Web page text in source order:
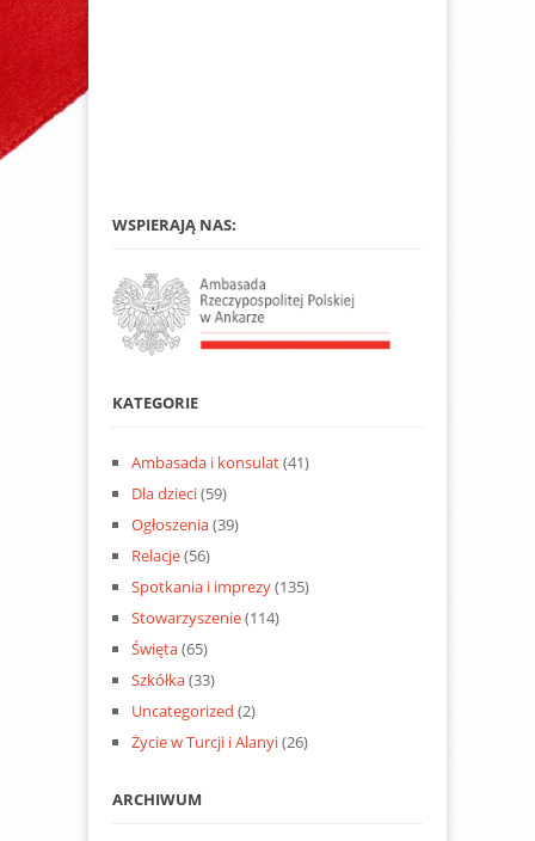
WSPIERAJĄ NAS:
KATEGORIE
Ambasada i konsulat(41)
Dla dzieci(59)
Ogłoszenia(39)
Relacje(56)
Spotkania i imprezy(135)
Stowarzyszenie(114)
Święta(65)
Szkółka(33)
Uncategorized (2)
Życie w Turcji i Alanyi(26)
ARCHIWUM